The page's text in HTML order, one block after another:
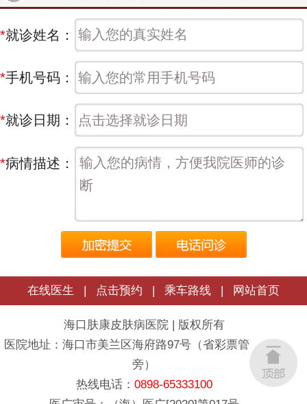
*就诊姓名：
*手机号码：
*就诊日期：
*病情描述：
在线医生 | 点击预约 | 乘车路线 | 网站首页
海口肤康皮肤病医院 | 版权所有
医院地址：海口市美兰区海府路97号（省彩票管理中心
旁）
热线电话： 0898-65333100